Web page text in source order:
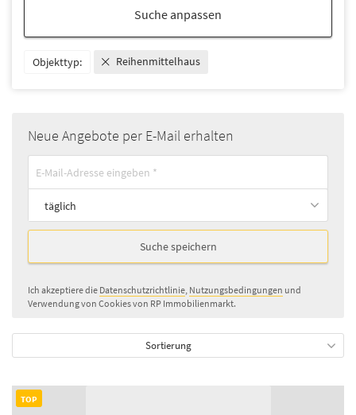
Suche anpassen
Objekttyp: Reihenmittelhaus
Neue Angebote per E-Mail erhalten
täglich
Suche speichern
Ich akzeptiere die Datenschutzrichtlinie, Nutzungsbedingungen und
Verwendung von Cookies von RP Immobilienmarkt.
Sortierung
TOP